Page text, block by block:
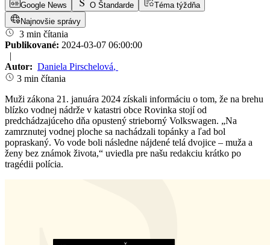
Google News O Štandarde
Téma týždňa
Najnovšie správy
3 min čítania
Publikované: 2024-03-07 06:00:00
|
Autor: Daniela Pirschelová,
3 min čítania
Muži zákona 21. januára 2024 získali informáciu o tom, že na brehu
blízko vodnej nádrže v katastri obce Rovinka stojí od
predchádzajúceho dňa opustený strieborný Volkswagen. „Na
zamrznutej vodnej ploche sa nachádzali topánky a ľad bol
popraskaný. Vo vode boli následne nájdené telá dvojice – muža a
ženy bez známok života,“ uviedla pre našu redakciu krátko po
tragédii polícia.